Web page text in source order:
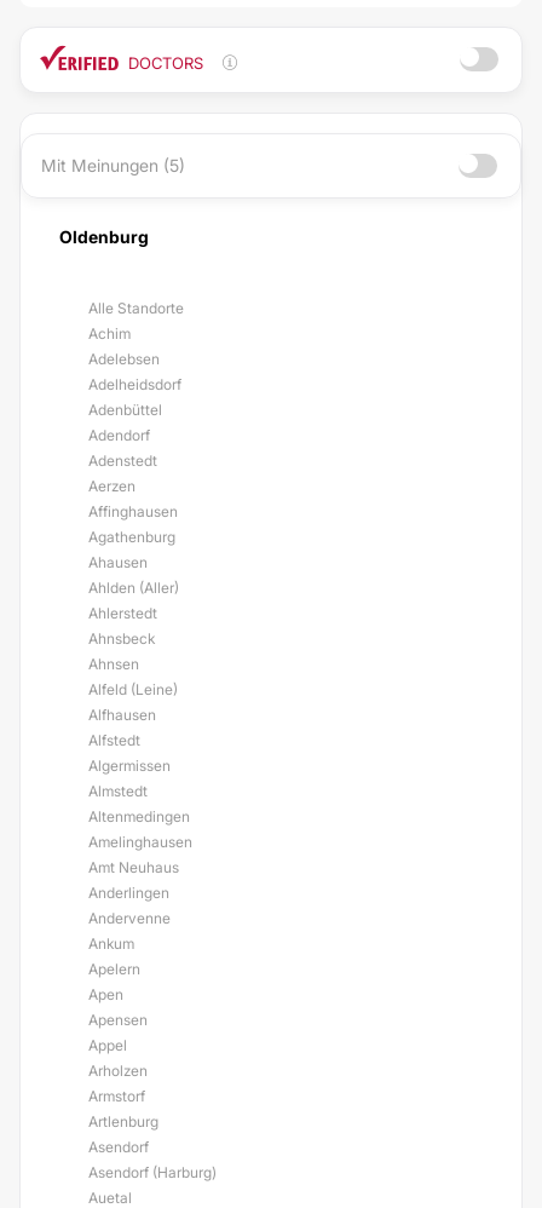
DOCTORS
Mit Meinungen (5)
Oldenburg
Alle Standorte
Achim
Adelebsen
Adelheidsdorf
Adenbüttel
Adendorf
Adenstedt
Aerzen
Affinghausen
Agathenburg
Ahausen
Ahlden (Aller)
Ahlerstedt
Ahnsbeck
Ahnsen
Alfeld (Leine)
Alfhausen
Alfstedt
Algermissen
Almstedt
Altenmedingen
Amelinghausen
Amt Neuhaus
Anderlingen
Andervenne
Ankum
Apelern
Apen
Apensen
Appel
Arholzen
Armstorf
Artlenburg
Asendorf
Asendorf (Harburg)
Auetal